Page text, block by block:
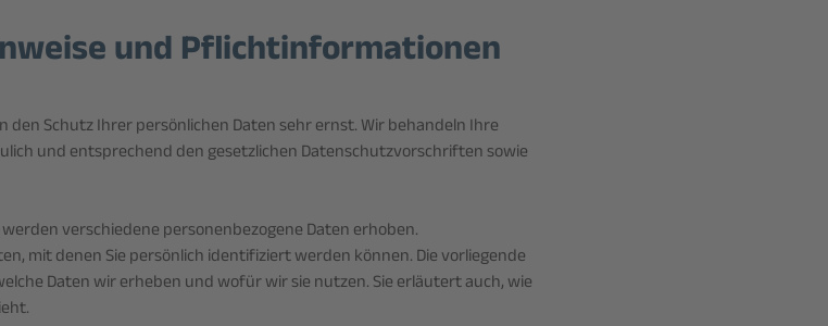
und Pflicht­informationen
den Schutz Ihrer persönlichen Daten sehr ernst. Wir behandeln Ihre
und entsprechend den gesetzlichen Datenschutzvorschriften sowie
verschiedene personenbezogene Daten erhoben.
mit denen Sie persönlich identifiziert werden können. Die vorliegende
Daten wir erheben und wofür wir sie nutzen. Sie erläutert auch, wie